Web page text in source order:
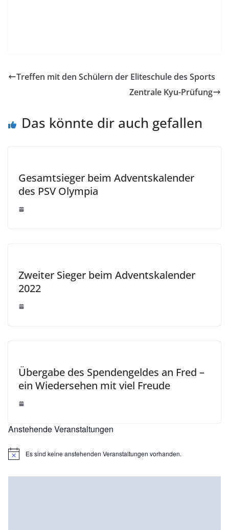
Treffen mit den Schülern der Eliteschule des Sports
Zentrale Kyu-Prüfung
Das könnte dir auch gefallen
Gesamtsieger beim Adventskalender
des PSV Olympia
Zweiter Sieger beim Adventskalender
2022
Übergabe des Spendengeldes an Fred –
ein Wiedersehen mit viel Freude
Anstehende Veranstaltungen
H
Es sind keine anstehenden Veranstaltungen vorhanden.